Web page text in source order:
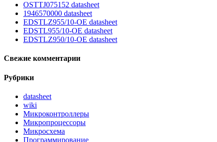
OSTTJ075152 datasheet
1946570000 datasheet
EDSTLZ955/10-OE datasheet
EDSTL955/10-OE datasheet
EDSTLZ950/10-OE datasheet
Свежие комментарии
Рубрики
datasheet
wiki
Микроконтроллеры
Микропроцессоры
Микросхема
Программирование